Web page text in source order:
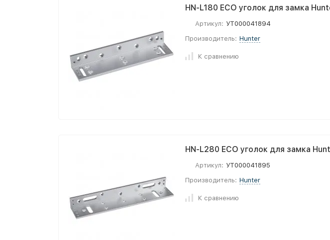
HN-L180 ECO уголок для замка
Артикул: УТ000041894
Производитель: Hunter
К сравнению
HN-L280 ECO уголок для замка
Артикул: УТ000041895
Производитель: Hunter
К сравнению